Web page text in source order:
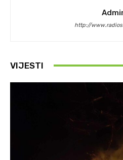
http://
VIJESTI